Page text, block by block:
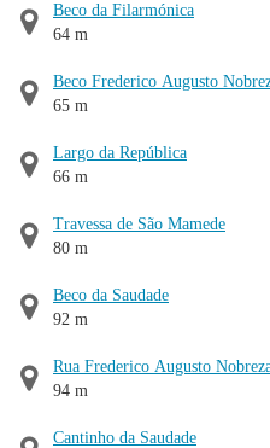
Beco da Filarmónica
64 m
Beco Frederico Augusto
65 m
Largo da República
66 m
Travessa de São Mamede
80 m
Beco da Saudade
92 m
Rua Frederico Augusto
94 m
Cantinho da Saudade